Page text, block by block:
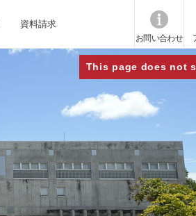
資料請求
お問い合わせ
This page does not